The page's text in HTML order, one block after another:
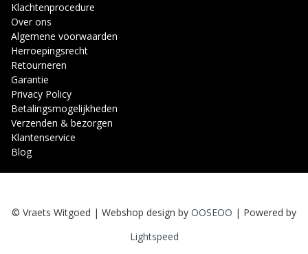
Klachtenprocedure
Over ons
Algemene voorwaarden
Herroepingsrecht
Retourneren
Garantie
Privacy Policy
Betalingsmogelijkheden
Verzenden & bezorgen
Klantenservice
Blog
© Vraets Witgoed | Webshop design by OOSEOO | Powered by
Lightspeed